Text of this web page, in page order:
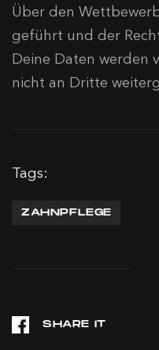
Über den
geführt und der
Deine Daten werden
nicht an Dritte
Tags:
ZAHNPFLEGE